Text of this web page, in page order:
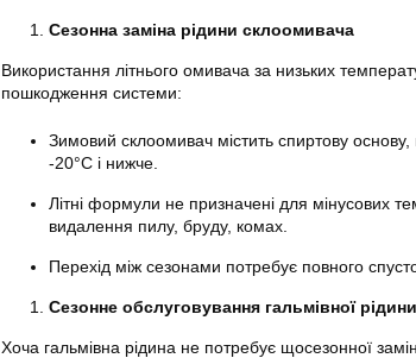
Сезонна заміна рідини склоомивача
Використання літнього омивача за низьких
пошкодження системи:
Зимовий склоомивач містить спиртову
-20°C і нижче.
Літні формули не призначені для мінусових
видалення пилу, бруду, комах.
Перехід між сезонами потребує повного
Сезонне обслуговування гальмівної рідини
Хоча гальмівна рідина не потребує щосезонної